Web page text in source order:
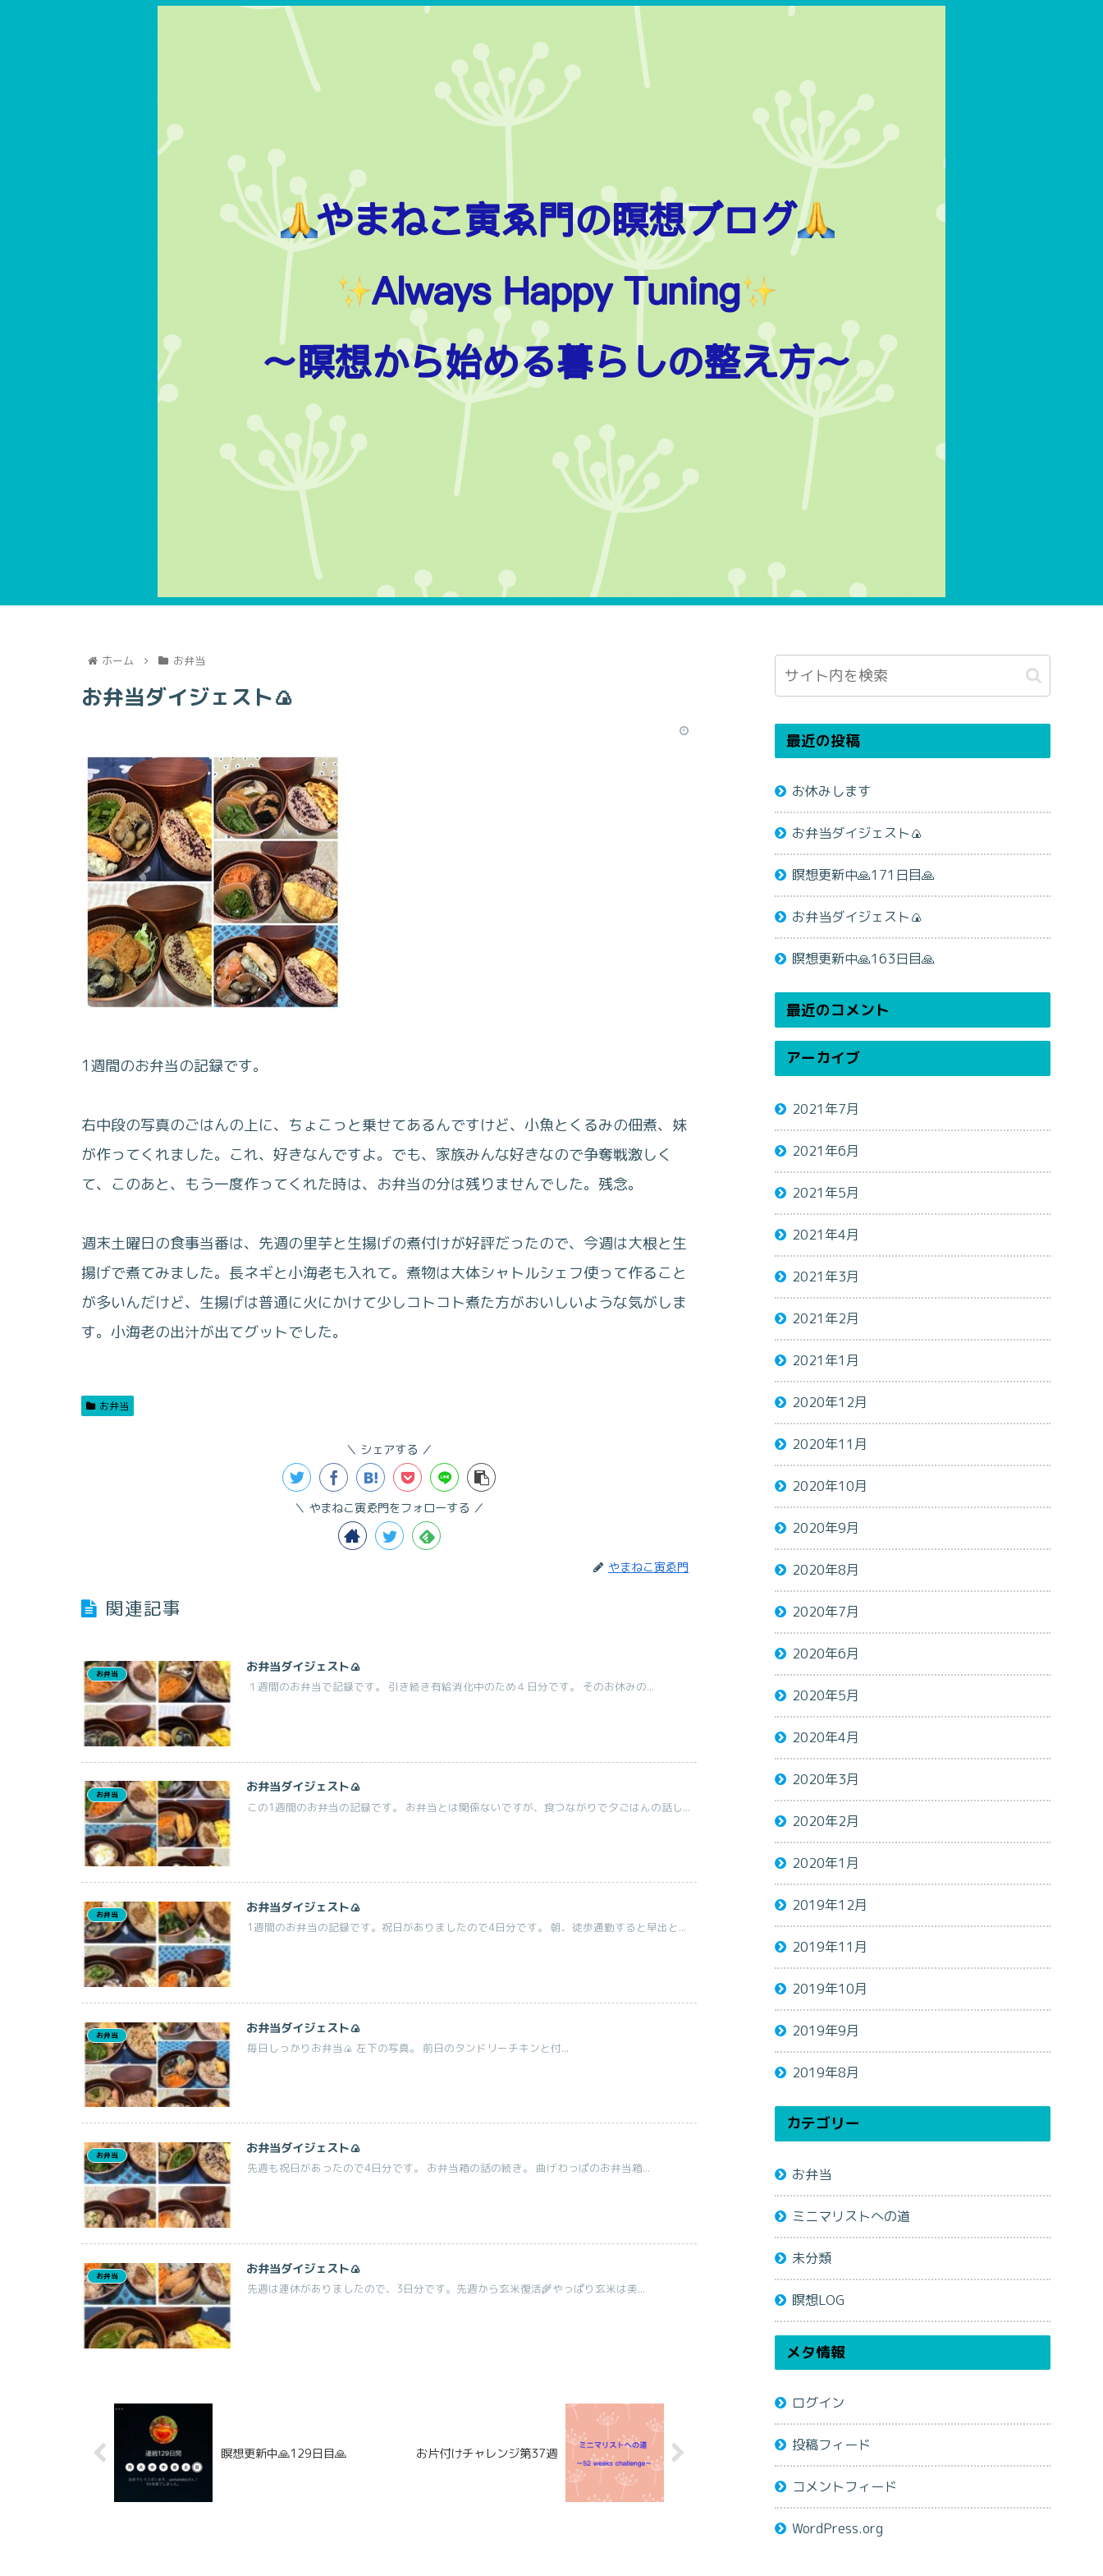
ホーム お弁当
お弁当ダイジェスト🍙
1週間のお弁当の記録です。
右中段の写真のごはんの上に、ちょこっと乗せてあるんですけど、小魚とくるみの佃煮、妹
が作ってくれました。これ、好きなんですよ。でも、家族みんな好きなので争奪戦激しく
て、このあと、もう一度作ってくれた時は、お弁当の分は残りませんでした。残念。
週末土曜日の食事当番は、先週の里芋と生揚げの煮付けが好評だったので、今週は大根と生
揚げで煮てみました。長ネギと小海老も入れて。煮物は大体シャトルシェフ使って作ること
が多いんだけど、生揚げは普通に火にかけて少しコトコト煮た方がおいしいような気がしま
す。小海老の出汁が出てグットでした。
お弁当
シェアする
やまねこ寅ゑ門をフォローする
やまねこ寅ゑ門
関連記事
お弁当 お弁当ダイジェスト🍙
１週間のお弁当で記録です。 引き続き有給消化中のため４日分です。 そのお休みの...
お弁当 お弁当ダイジェスト🍙
この1週間のお弁当の記録です。 お弁当とは関係ないですが、食つながりで夕ごはんの話し...
お弁当 お弁当ダイジェスト🍙
1週間のお弁当の記録です。祝日がありましたので4日分です。 朝、徒歩通勤すると早出と...
お弁当 お弁当ダイジェスト🍙
毎日しっかりお弁当🍙 左下の写真。 前日のタンドリーチキンと付...
お弁当 お弁当ダイジェスト🍙
先週も祝日があったので4日分です。 お弁当箱の話の続き。 曲げわっぱのお弁当箱...
お弁当 お弁当ダイジェスト🍙
先週は連休がありましたので、3日分です。先週から玄米復活🌾やっぱり玄米は美...
瞑想更新中🙏129日目🙏 お片付けチャレンジ第37週
最近の投稿
お休みします
お弁当ダイジェスト🍙
瞑想更新中🙏171日目🙏
お弁当ダイジェスト🍙
瞑想更新中🙏163日目🙏
最近のコメント
アーカイブ
2021年7月
2021年6月
2021年5月
2021年4月
2021年3月
2021年2月
2021年1月
2020年12月
2020年11月
2020年10月
2020年9月
2020年8月
2020年7月
2020年6月
2020年5月
2020年4月
2020年3月
2020年2月
2020年1月
2019年12月
2019年11月
2019年10月
2019年9月
2019年8月
カテゴリー
お弁当
ミニマリストへの道
未分類
瞑想LOG
メタ情報
ログイン
投稿フィード
コメントフィード
WordPress.org